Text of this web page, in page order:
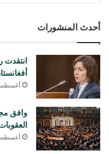
أحدث المنشورات
انتقدت
أغسطس 8,
وافق
أغسطس 8,